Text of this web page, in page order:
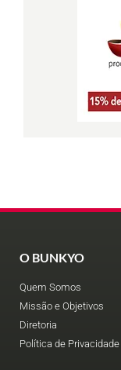
O BUNKYO
Quem Somos
Missão e Objetivos
Diretoria
Política de Privacidade